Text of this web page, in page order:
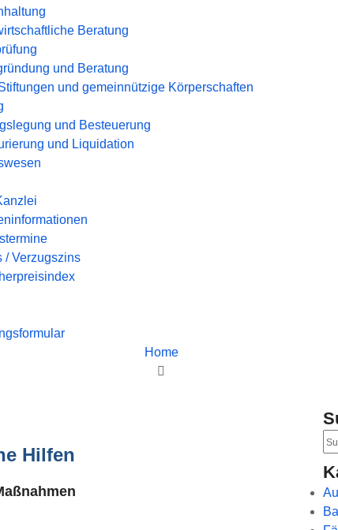
Beratung
und Beratung
und gemeinnützige Körperschaften
und Besteuerung
und Liquidation
/ Verzugszins
Home
Hilfen